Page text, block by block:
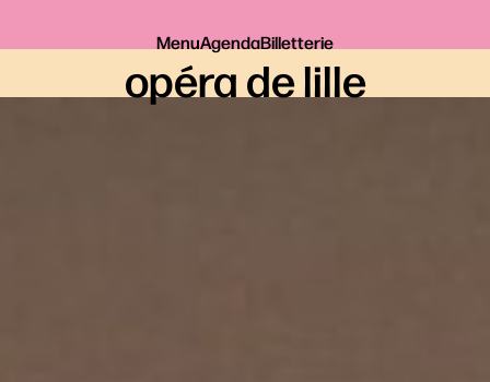
MenuAgendaBilletterie
opéra de lille